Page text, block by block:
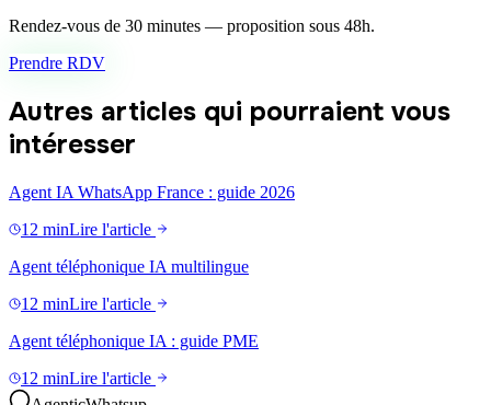
Rendez-vous de 30 minutes — proposition sous 48h.
Prendre RDV
Autres articles qui pourraient vous
intéresser
Agent IA WhatsApp France : guide 2026
12 minLire l'article
Agent téléphonique IA multilingue
12 minLire l'article
Agent téléphonique IA : guide PME
12 minLire l'article